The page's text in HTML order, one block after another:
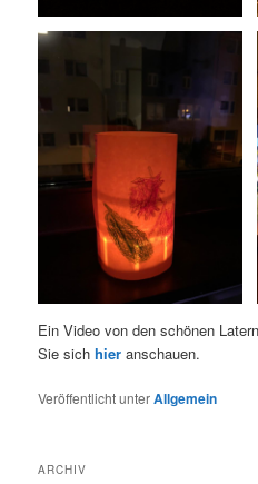
Ein Video von den schönen
Sie sich hier anschauen.
Veröffentlicht unterAllgemein
ARCHIV